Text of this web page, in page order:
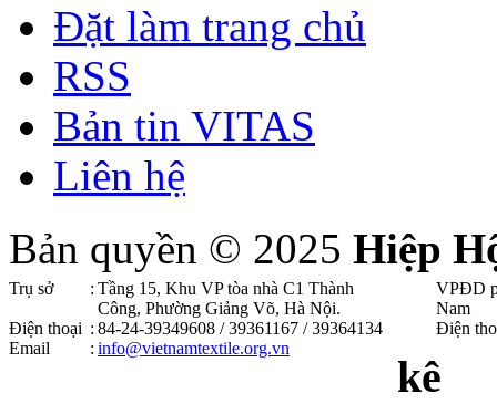
Đặt làm trang chủ
RSS
Bản tin VITAS
Liên hệ
Bản quyền © 2025 Hiệp
Trụ sở : Tầng 15, Khu VP tòa nhà C1 Thành
Công, Phường Giảng Võ, Hà Nội .
Điện thoại : 84-24-39349608 / 39361167 / 39364134
Email
: info@vietnamtextile.org.vn
VPĐD
Nam
Điện
kê